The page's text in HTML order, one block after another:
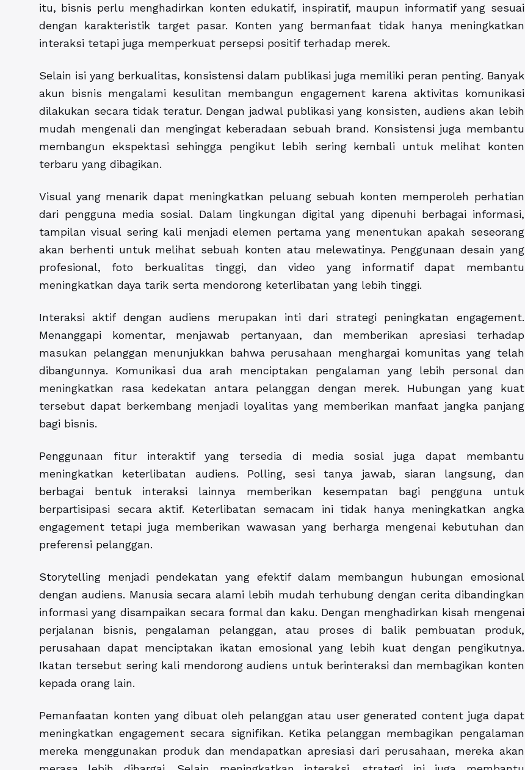
itu, bisnis perlu menghadirkan konten edukatif, inspiratif, maupun informatif yang sesuai
dengan karakteristik target pasar. Konten yang bermanfaat tidak hanya meningkatkan
interaksi tetapi juga memperkuat persepsi positif terhadap merek.
Selain isi yang berkualitas, konsistensi dalam publikasi juga memiliki peran penting. Banyak
akun bisnis mengalami kesulitan membangun engagement karena aktivitas komunikasi
dilakukan secara tidak teratur. Dengan jadwal publikasi yang konsisten, audiens akan lebih
mudah mengenali dan mengingat keberadaan sebuah brand. Konsistensi juga membantu
membangun ekspektasi sehingga pengikut lebih sering kembali untuk melihat konten
terbaru yang dibagikan.
Visual yang menarik dapat meningkatkan peluang sebuah konten memperoleh perhatian
dari pengguna media sosial. Dalam lingkungan digital yang dipenuhi berbagai informasi,
tampilan visual sering kali menjadi elemen pertama yang menentukan apakah seseorang
akan berhenti untuk melihat sebuah konten atau melewatinya. Penggunaan desain yang
profesional, foto berkualitas tinggi, dan video yang informatif dapat membantu
meningkatkan daya tarik serta mendorong keterlibatan yang lebih tinggi.
Interaksi aktif dengan audiens merupakan inti dari strategi peningkatan engagement.
Menanggapi komentar, menjawab pertanyaan, dan memberikan apresiasi terhadap
masukan pelanggan menunjukkan bahwa perusahaan menghargai komunitas yang telah
dibangunnya. Komunikasi dua arah menciptakan pengalaman yang lebih personal dan
meningkatkan rasa kedekatan antara pelanggan dengan merek. Hubungan yang kuat
tersebut dapat berkembang menjadi loyalitas yang memberikan manfaat jangka panjang
bagi bisnis.
Penggunaan fitur interaktif yang tersedia di media sosial juga dapat membantu
meningkatkan keterlibatan audiens. Polling, sesi tanya jawab, siaran langsung, dan
berbagai bentuk interaksi lainnya memberikan kesempatan bagi pengguna untuk
berpartisipasi secara aktif. Keterlibatan semacam ini tidak hanya meningkatkan angka
engagement tetapi juga memberikan wawasan yang berharga mengenai kebutuhan dan
preferensi pelanggan.
Storytelling menjadi pendekatan yang efektif dalam membangun hubungan emosional
dengan audiens. Manusia secara alami lebih mudah terhubung dengan cerita dibandingkan
informasi yang disampaikan secara formal dan kaku. Dengan menghadirkan kisah mengenai
perjalanan bisnis, pengalaman pelanggan, atau proses di balik pembuatan produk,
perusahaan dapat menciptakan ikatan emosional yang lebih kuat dengan pengikutnya.
Ikatan tersebut sering kali mendorong audiens untuk berinteraksi dan membagikan konten
kepada orang lain.
Pemanfaatan konten yang dibuat oleh pelanggan atau user generated content juga dapat
meningkatkan engagement secara signifikan. Ketika pelanggan membagikan pengalaman
mereka menggunakan produk dan mendapatkan apresiasi dari perusahaan, mereka akan